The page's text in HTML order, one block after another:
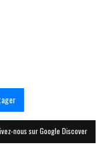
nous sur Google Discover